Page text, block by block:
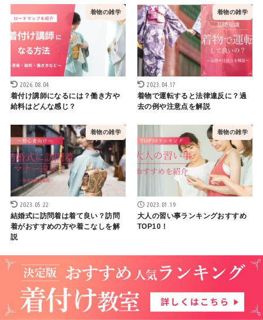
着物の雑学
2026.08.04
着付け講師になるには？働き方や
給料はどんな感じ？
着物の雑学
2023.04.17
着物で運転すると法律違反に？過
去の例や注意点を解説
着物の雑学
2023.05.22
結婚式に訪問着は着て良い？訪問
着がおすすめの方や着こなしを解
説
着物の雑学
2023.01.19
大人の習い事ランキングおすすめ
TOP10！
着物の雑学